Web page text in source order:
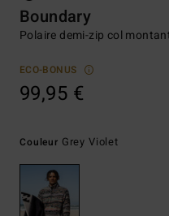
Boundary
Polaire demi-zip col
ECO-BONUS
99,95 €
Couleur Grey Violet